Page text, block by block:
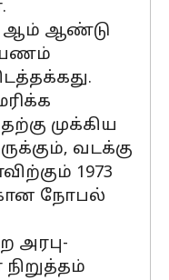
ஆம் ஆண்டு
முக்கிய
வடக்கு
1973
நோபல்
அரபு-